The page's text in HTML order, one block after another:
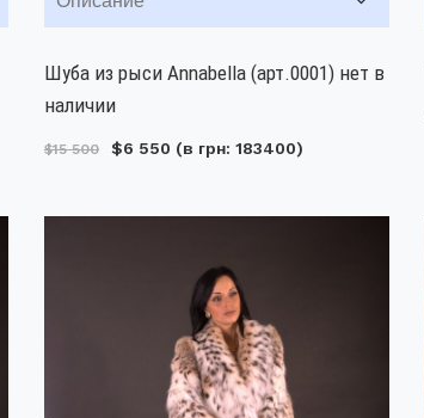
Шуба из рыси Annabella (арт.0001) нет в
наличии
$15 500 $6 550 (в грн: 183400)